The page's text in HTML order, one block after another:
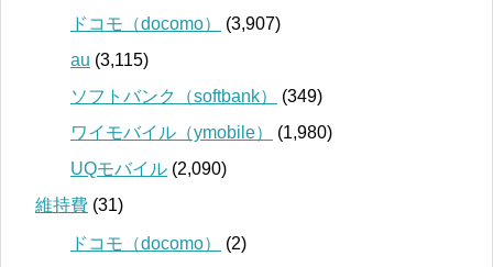
ドコモ（docomo）
(3,907)
au (3,115)
ソフトバンク（softbank）
(349)
ワイモバイル（ymobile）
(1,980)
UQモバイル (2,090)
維持費 (31)
ドコモ（docomo）
(2)